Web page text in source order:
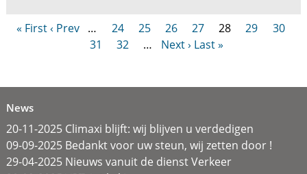
« First‹ Prev … 24 25 26 27 28 29
30
31
32 … Next › Last »
News
20-11-2025 Climaxi blijft: wij blijven u verdedigen
09-09-2025 Bedankt voor uw steun, wij zetten door !
29-04-2025 Nieuws vanuit de dienst Verkeer